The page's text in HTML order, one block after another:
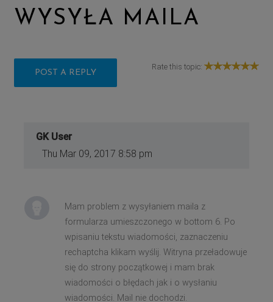
WYSYŁA MAILA
POST A REPLY
Rate this topic:
GK User
Thu Mar 09, 2017 8:58 pm
Mam problem z wysyłaniem maila z
formularza umieszczonego w bottom 6. Po
wpisaniu tekstu wiadomości, zaznaczeniu
rechaptcha klikam wyślij. Witryna przeładowuje
się do strony początkowej i mam brak
wiadomości o błędach jak i o wysłaniu
wiadomości. Mail nie dochodzi.